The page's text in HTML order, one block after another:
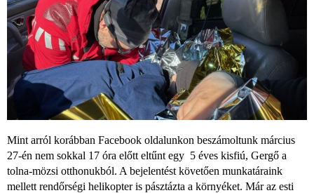
Mint arról korábban Facebook oldalunkon beszámoltunk március
27-én nem sokkal 17 óra előtt eltűnt egy 5 éves kisfiú, Gergő a
tolna-mözsi otthonukból. A bejelentést követően munkatáraink
mellett rendőrségi helikopter is pásztázta a környéket. Már az esti